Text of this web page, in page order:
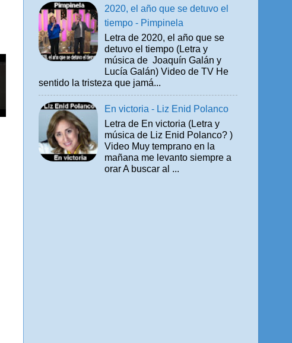
2020, el año que se detuvo el
tiempo - Pimpinela
Letra de 2020, el año que se
detuvo el tiempo (Letra y
música de Joaquín Galán y
Lucía Galán) Video de TV He
sentido la tristeza que jamá...
En victoria - Liz Enid Polanco
Letra de En victoria (Letra y
música de Liz Enid Polanco? )
Video Muy temprano en la
mañana me levanto siempre a
orar A buscar al ...